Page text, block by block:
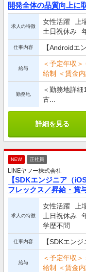
開発全体の品質向上に
求人の特徴
女性活躍 上
土日祝休み
仕事内容 【Androidエ
給与
＜予定年収
給制 ＜賃金内
勤務地
＜勤務地詳
古...
詳細を見る
NEW 正社員
LINEヤフー株式会社
【SDKエンジニア（
フレックス／昇給・賞
求人の特徴
女性活躍 上
土日祝休み
学歴不問
仕事内容 【SDKエン
給与
＜予定年収
給制 ＜賃金内